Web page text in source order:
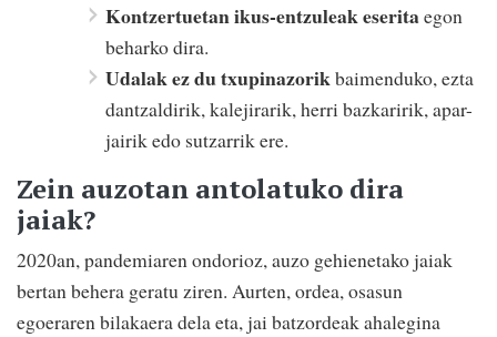
Kontzertuetan ikus-entzuleak eseritaegon
beharko dira.
Udalak ez du txupinazorikbaimenduko, ezta
dantzaldirik, kalejirarik, herri bazkaririk, apar-
jairik edo sutzarrik ere.
Zein auzotan antolatuko dira
jaiak?
2020an, pandemiaren ondorioz, auzo gehienetako jaiak
bertan behera geratu ziren. Aurten, ordea, osasun
egoeraren bilakaera dela eta, jai batzordeak ahalegina